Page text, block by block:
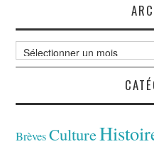
Archives
Brèves Culture